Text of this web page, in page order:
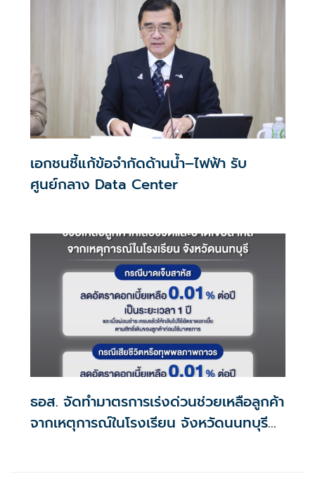
เอกชนชี้แก้ข้อจำกัดด้านน้ำ–ไฟฟ้า รับ
ศูนย์กลาง Data Center
ธอส. จัดทำมาตรการเร่งด่วนช่วยเหลือลูกค้า
จากเหตุการณ์ในโรงเรียน จังหวัดนนทบุรี